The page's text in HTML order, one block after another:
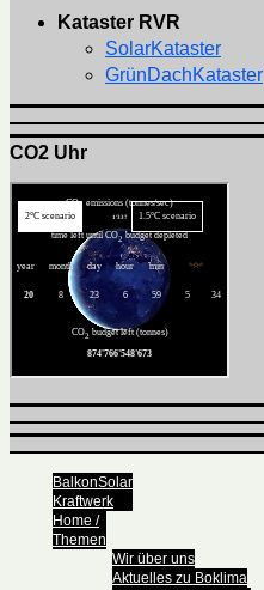
Kataster RVR
SolarKataster
GrünDachKataster
CO2 Uhr
BalkonSolar
Kraftwerk
Home /
Themen
Wir über uns
Aktuelles zu Boklima